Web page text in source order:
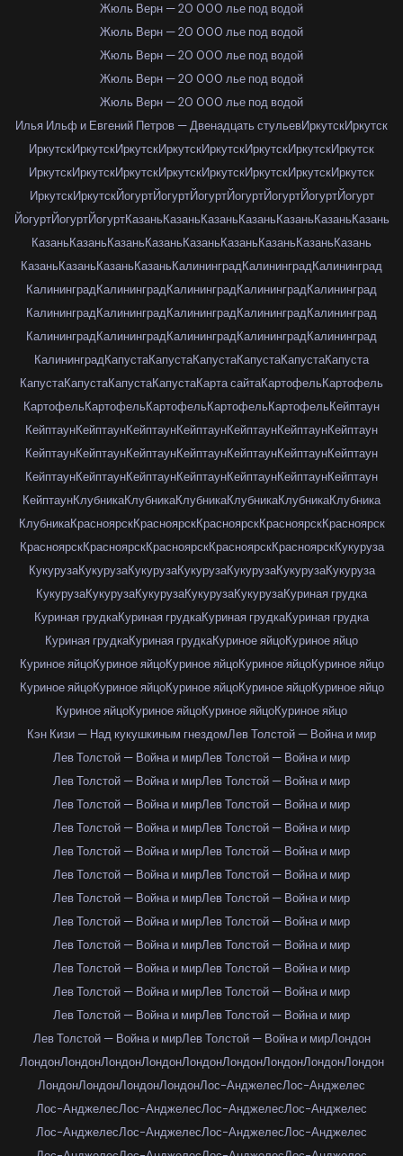
Жюль Верн — 20 000 лье под водой
Жюль Верн — 20 000 лье под водой
Жюль Верн — 20 000 лье под водой
Жюль Верн — 20 000 лье под водой
Жюль Верн — 20 000 лье под водой
Илья Ильф и Евгений Петров — Двенадцать стульевИркутскИркутск
ИркутскИркутскИркутскИркутскИркутскИркутскИркутскИркутск
ИркутскИркутскИркутскИркутскИркутскИркутскИркутскИркутск
ИркутскИркутскЙогуртЙогуртЙогуртЙогуртЙогуртЙогуртЙогурт
ЙогуртЙогуртЙогуртКазаньКазаньКазаньКазаньКазаньКазаньКазань
КазаньКазаньКазаньКазаньКазаньКазаньКазаньКазаньКазань
КазаньКазаньКазаньКазаньКалининградКалининградКалининград
КалининградКалининградКалининградКалининградКалининград
КалининградКалининградКалининградКалининградКалининград
КалининградКалининградКалининградКалининградКалининград
КалининградКапустаКапустаКапустаКапустаКапустаКапуста
КапустаКапустаКапустаКапустаКарта сайтаКартофельКартофель
КартофельКартофельКартофельКартофельКартофельКейптаун
КейптаунКейптаунКейптаунКейптаунКейптаунКейптаунКейптаун
КейптаунКейптаунКейптаунКейптаунКейптаунКейптаунКейптаун
КейптаунКейптаунКейптаунКейптаунКейптаунКейптаунКейптаун
КейптаунКлубникаКлубникаКлубникаКлубникаКлубникаКлубника
КлубникаКрасноярскКрасноярскКрасноярскКрасноярскКрасноярск
КрасноярскКрасноярскКрасноярскКрасноярскКрасноярскКукуруза
КукурузаКукурузаКукурузаКукурузаКукурузаКукурузаКукуруза
КукурузаКукурузаКукурузаКукурузаКукурузаКуриная грудка
Куриная грудкаКуриная грудкаКуриная грудкаКуриная грудка
Куриная грудкаКуриная грудкаКуриное яйцоКуриное яйцо
Куриное яйцоКуриное яйцоКуриное яйцоКуриное яйцоКуриное яйцо
Куриное яйцоКуриное яйцоКуриное яйцоКуриное яйцоКуриное яйцо
Куриное яйцоКуриное яйцоКуриное яйцоКуриное яйцо
Кэн Кизи — Над кукушкиным гнездомЛев Толстой — Война и мир
Лев Толстой — Война и мирЛев Толстой — Война и мир
Лев Толстой — Война и мирЛев Толстой — Война и мир
Лев Толстой — Война и мирЛев Толстой — Война и мир
Лев Толстой — Война и мирЛев Толстой — Война и мир
Лев Толстой — Война и мирЛев Толстой — Война и мир
Лев Толстой — Война и мирЛев Толстой — Война и мир
Лев Толстой — Война и мирЛев Толстой — Война и мир
Лев Толстой — Война и мирЛев Толстой — Война и мир
Лев Толстой — Война и мирЛев Толстой — Война и мир
Лев Толстой — Война и мирЛев Толстой — Война и мир
Лев Толстой — Война и мирЛев Толстой — Война и мир
Лев Толстой — Война и мирЛев Толстой — Война и мир
Лев Толстой — Война и мирЛев Толстой — Война и мирЛондон
ЛондонЛондонЛондонЛондонЛондонЛондонЛондонЛондонЛондон
ЛондонЛондонЛондонЛондонЛос-АнджелесЛос-Анджелес
Лос-АнджелесЛос-АнджелесЛос-АнджелесЛос-Анджелес
Лос-АнджелесЛос-АнджелесЛос-АнджелесЛос-Анджелес